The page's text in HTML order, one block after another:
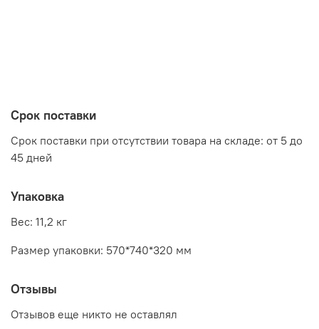
Срок поставки
Срок поставки при отсутствии товара на складе: от 5 до
45 дней
Упаковка
Вес: 11,2 кг
Размер упаковки: 570*740*320 мм
Отзывы
Отзывов еще никто не оставлял